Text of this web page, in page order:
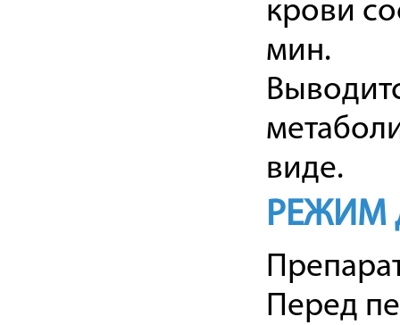
крови
мин.
виде.
РЕЖИМ
Перед